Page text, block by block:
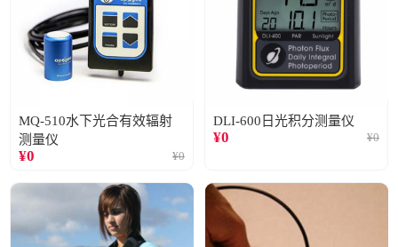
MQ-510水下光合有效辐射
测量仪
¥0 ¥0
DLI-600日光积分测量仪
¥0 ¥0